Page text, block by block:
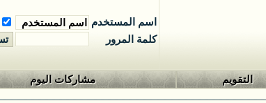
اسم المستخدم
كلمة المرور
التقويم مشاركات اليوم